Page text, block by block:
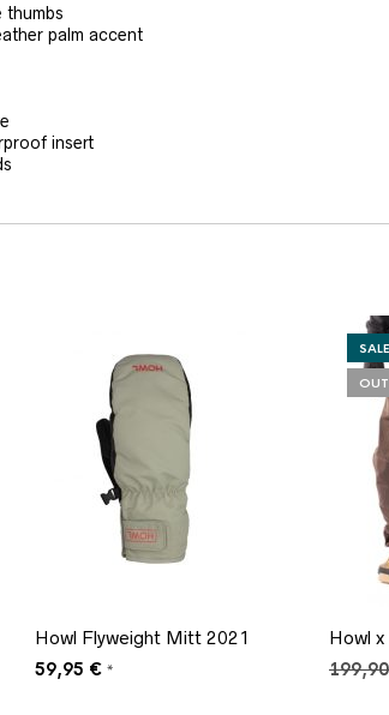
thumbs
palm accent
insert
Howl Flyweight Mitt 2021
59,95 € *
Howl